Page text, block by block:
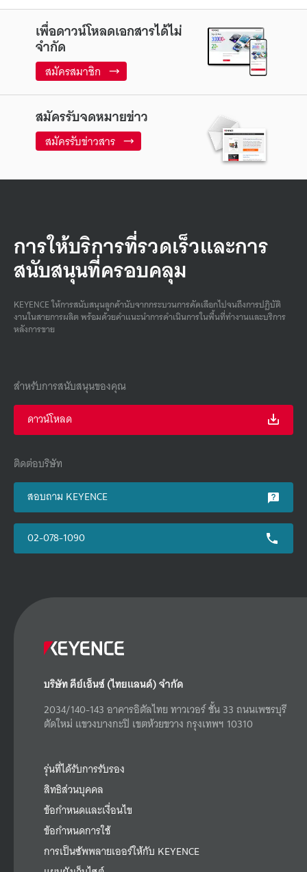
เพื่อดาวน์โหลดเอกสารได้ไม่
จำกัด
สมัครสมาชิก
สมัครรับจดหมายข่าว
สมัครรับข่าวสาร
การให้บริการที่รวดเร็วและการ
สนับสนุนที่ครอบคลุม
KEYENCE ให้การสนับสนุนลูกค้านับจากกระบวนการคัดเลือกไปจนถึงการปฏิบัติ
งานในสายการผลิต พร้อมด้วยคําแนะนําการดําเนินการในพื้นที่ทํางานและบริการ
หลังการขาย
สำหรับการสนับสนุนของคุณ
ดาวน์โหลด
ติดต่อบริษัท
สอบถาม KEYENCE
02-078-1090
บริษัท คีย์เอ็นซ์ (ไทยแลนด์) จำกัด
2034/140-143 อาคารอิตัลไทย ทาวเวอร์ ชั้น 33 ถนนเพชรบุรี
ตัดใหม่ แขวงบางกะปิ เขตห้วยขวาง กรุงเทพฯ 10310
รุ่นที่ได้รับการรับรอง
สิทธิส่วนบุคคล
ข้อกำหนดและเงื่อนไข
ข้อกำหนดการใช้
การเป็นซัพพลายเออร์ให้กับ KEYENCE